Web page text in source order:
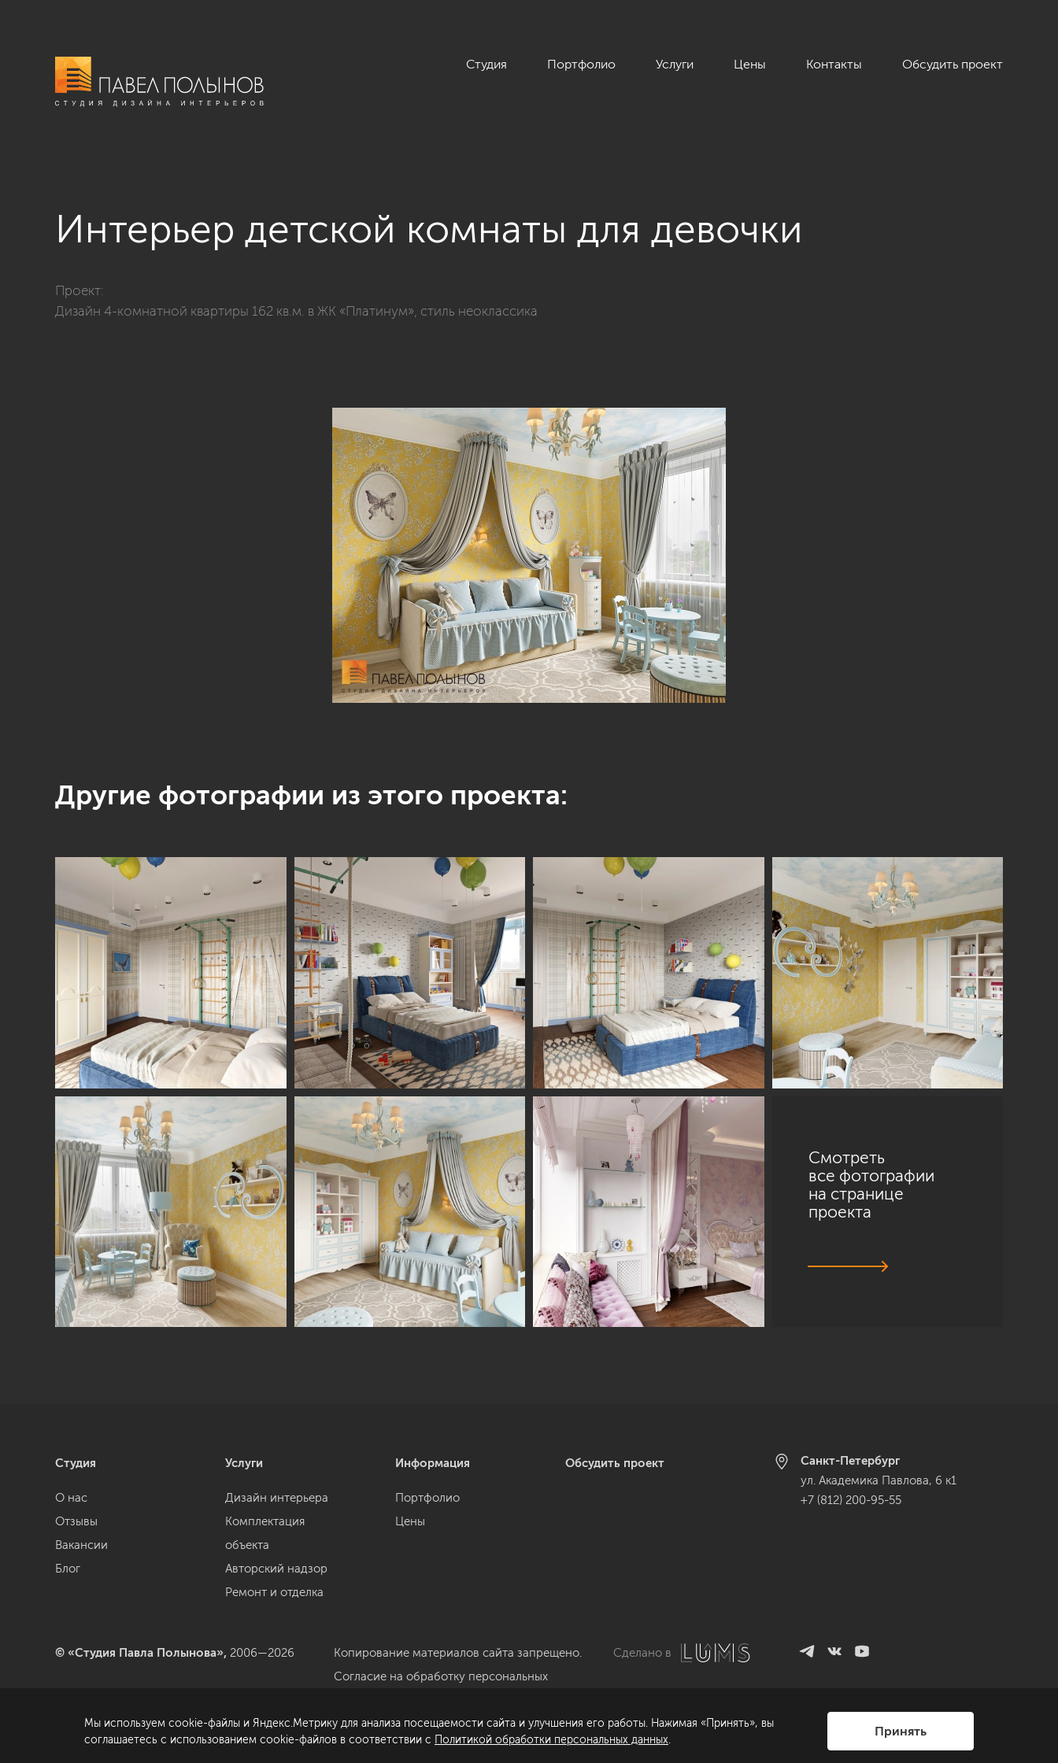
Студия Портфолио Услуги Цены Контакты Обсудить проект
Интерьер детской комнаты для девочки
Проект:
Дизайн 4-комнатной квартиры 162 кв.м. в ЖК «Платинум», стиль неоклассика
Другие фотографии из этого проекта:
Смотреть
все фотографии
на странице
проекта
Студия
О нас
Отзывы
Вакансии
Блог
Услуги
Дизайн интерьера
Комплектация
объекта
Авторский надзор
Ремонт и отделка
Информация
Портфолио
Цены
Обсудить проект
Санкт-Петербург
ул. Академика Павлова, 6 к1
+7 (812) 200-95-55
© «Студия Павла Полынова», 2006—2026
Копирование материалов сайта запрещено.
Согласие на обработку персональных
Политика обработки персональных данных
Сделано в
Мы используем cookie-файлы и Яндекс.Метрику для анализа посещаемости сайта и улучшения его работы. Нажимая «Принять», вы
соглашаетесь с использованием cookie-файлов в соответствии с Политикой обработки персональных данных.
Принять